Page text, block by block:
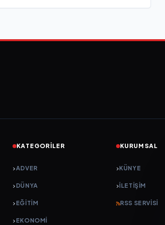
KATEGORILER
ADVER
DÜNYA
EĞİTİM
EKONOMİ
KURUMSAL
KÜNYE
İLETIŞIM
RSS SERVISI